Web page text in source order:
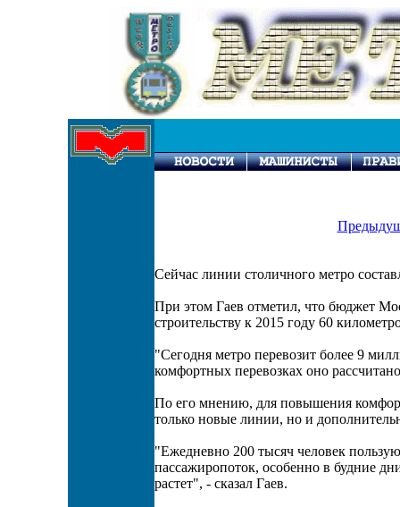
Сейчас линии столичного метро
При этом Гаев отметил, что бюджет
строительству к 2015 году 60
"Сегодня метро перевозит более 9
комфортных перевозках оно
По его мнению, для повышения
только новые линии, но и
"Ежедневно 200 тысяч человек
пассажиропоток, особенно в будние
растет", - сказал Гаев.